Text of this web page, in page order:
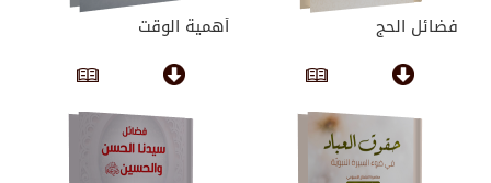
فضائل الحج أهمية الوقت